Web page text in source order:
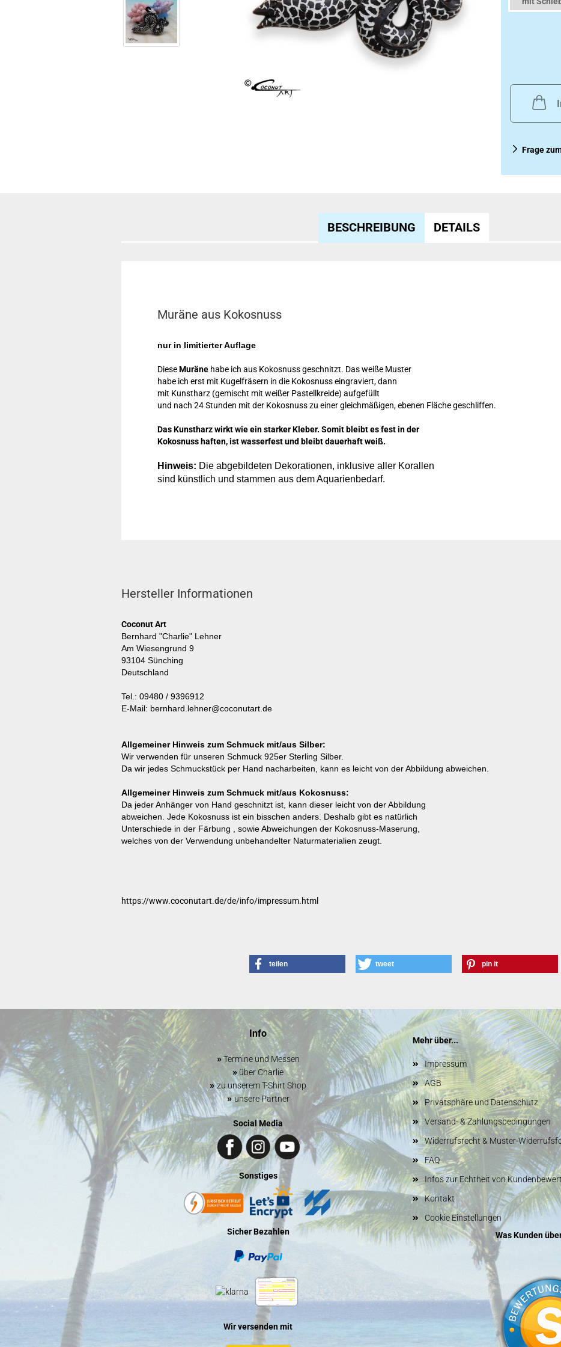
Frage
BESCHREIBUNG DETAILS
Muräne aus Kokosnuss
nur in limitierter Auflage
DieseMuräne habe ich aus Kokosnuss geschnitzt. Das weiße Muster
habe ich erst mit Kugelfräsern in die Kokosnuss eingraviert, dann
mit Kunstharz (gemischt mit weißer Pastellkreide) aufgefüllt
und nach 24 Stunden mit der Kokosnuss zu einer gleichmäßigen, ebenen Fläche geschliffen.
Das Kunstharz wirkt wie ein starker Kleber. Somit bleibt es fest in der
Kokosnuss haften, ist wasserfest und bleibt dauerhaft weiß.
Hinweis: Die abgebildeten Dekorationen, inklusive aller Korallen
sind künstlich und stammen aus dem Aquarienbedarf.
Hersteller Informationen
Coconut Art
Bernhard "Charlie" Lehner
Am Wiesengrund 9
93104 Sünching
Deutschland
Tel.: 09480 / 9396912
E-Mail: bernhard.lehner@coconutart.de
Allgemeiner Hinweis zum Schmuck mit/aus Silber:
Wir verwenden für unseren Schmuck 925er Sterling Silber.
Da wir jedes Schmuckstück per Hand nacharbeiten, kann es leicht von der Abbildung abweichen.
Allgemeiner Hinweis zum Schmuck mit/aus Kokosnuss:
Da jeder Anhänger von Hand geschnitzt ist, kann dieser leicht von der Abbildung
abweichen. Jede Kokosnuss ist ein bisschen anders. Deshalb gibt es natürlich
Unterschiede in der Färbung , sowie Abweichungen der Kokosnuss-Maserung,
welches von der Verwendung unbehandelter Naturmaterialien zeugt.
https://www.coconutart.de/de/info/impressum.html
teilen tweet pin it
Info
»Termine und Messen
» über Charlie
»zu unserem T-Shirt Shop
»unsere Partner
Social Media
Sonstiges
Mehr über...
Impressum
AGB
Privatsphäre und Datenschutz
Versand- & Zahlungsbedingungen
Widerrufsrecht & Muster-
FAQ
Infos zur Echtheit von
Kontakt
Cookie Einstellungen
Sicher Bezahlen
Wir versenden mit
Was Kunden